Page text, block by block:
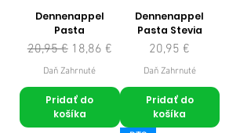
Dennenappel
Pasta
Normálna cena
20,95 € Zľavnená cena
18,86 €
Daň Zahrnuté
Pridať do
košíka
Dennenappel
Pasta Stevia
Cena
20,95 €
Daň Zahrnuté
Pridať do
košíka